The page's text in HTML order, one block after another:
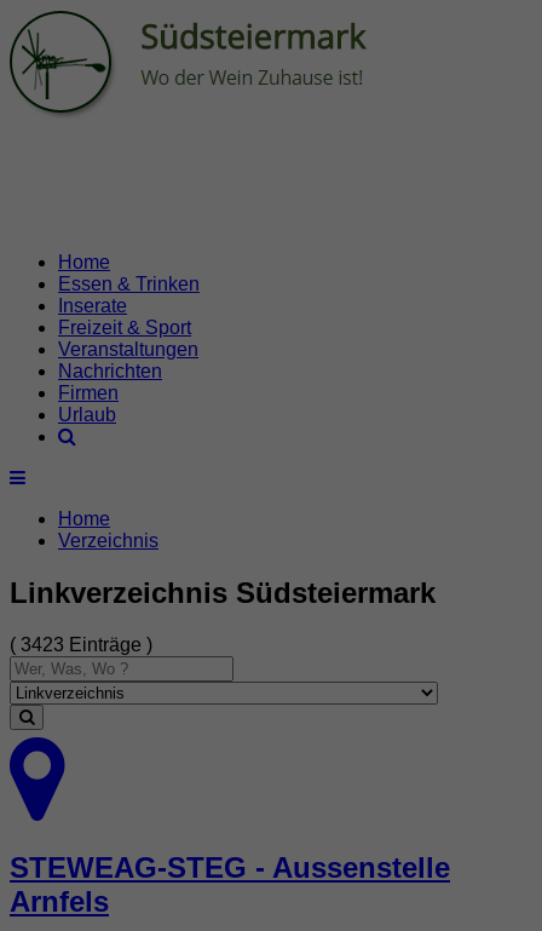
Home
Essen & Trinken
Inserate
Freizeit & Sport
Veranstaltungen
Nachrichten
Firmen
Urlaub
Home
Verzeichnis
Linkverzeichnis Südsteiermark
( 3423 Einträge )
STEWEAG-STEG - Aussenstelle
Arnfels